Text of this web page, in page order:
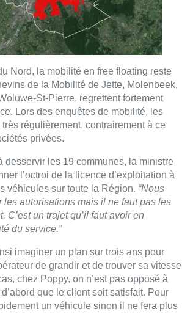
Nord, la mobilité en free floating reste
de la Mobilité de Jette, Molenbeek,
St-Pierre, regrettent fortement
Lors des enquêtes de mobilité, les
régulièrement, contrairement à ce
privées.
desservir les 19 communes, la ministre
l’octroi de la licence d’exploitation à
véhicules sur toute la Région. “Nous
les autorisations mais il ne faut pas les
C’est un trajet qu’il faut avoir en
du service.”
imaginer un plan sur trois ans pour
de grandir et de trouver sa vitesse
chez Poppy, on n’est pas opposé à
que le client soit satisfait. Pour
un véhicule sinon il ne fera plus